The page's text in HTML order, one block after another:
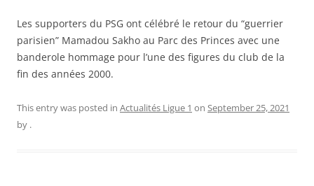
Les supporters du PSG ont célébré le retour du “guerrier
parisien” Mamadou Sakho au Parc des Princes avec une
banderole hommage pour l’une des figures du club de la
fin des années 2000.
This entry was posted in Actualités Ligue 1 on September 25, 2021
by .